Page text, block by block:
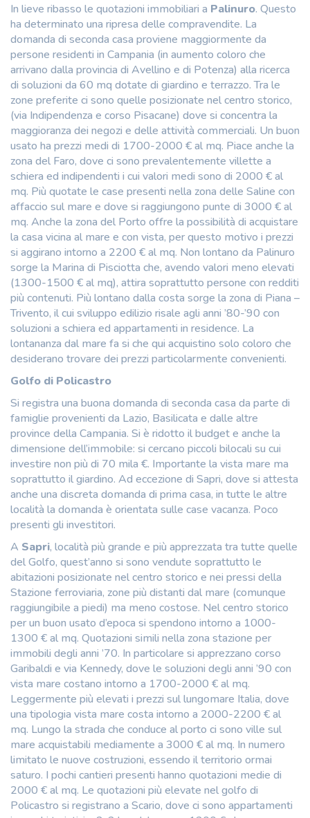
In lieve ribasso le quotazioni immobiliari a Palinuro. Questo
ha determinato una ripresa delle compravendite. La
domanda di seconda casa proviene maggiormente da
persone residenti in Campania (in aumento coloro che
arrivano dalla provincia di Avellino e di Potenza) alla ricerca
di soluzioni da 60 mq dotate di giardino e terrazzo. Tra le
zone preferite ci sono quelle posizionate nel centro storico,
(via Indipendenza e corso Pisacane) dove si concentra la
maggioranza dei negozi e delle attività commerciali. Un buon
usato ha prezzi medi di 1700-2000 € al mq. Piace anche la
zona del Faro, dove ci sono prevalentemente villette a
schiera ed indipendenti i cui valori medi sono di 2000 € al
mq. Più quotate le case presenti nella zona delle Saline con
affaccio sul mare e dove si raggiungono punte di 3000 € al
mq. Anche la zona del Porto offre la possibilità di acquistare
la casa vicina al mare e con vista, per questo motivo i prezzi
si aggirano intorno a 2200 € al mq. Non lontano da Palinuro
sorge la Marina di Pisciotta che, avendo valori meno elevati
(1300-1500 € al mq), attira soprattutto persone con redditi
più contenuti. Più lontano dalla costa sorge la zona di Piana –
Trivento, il cui sviluppo edilizio risale agli anni ’80-’90 con
soluzioni a schiera ed appartamenti in residence. La
lontananza dal mare fa si che qui acquistino solo coloro che
desiderano trovare dei prezzi particolarmente convenienti.
Golfo di Policastro
Si registra una buona domanda di seconda casa da parte di
famiglie provenienti da Lazio, Basilicata e dalle altre
province della Campania. Si è ridotto il budget e anche la
dimensione dell’immobile: si cercano piccoli bilocali su cui
investire non più di 70 mila €. Importante la vista mare ma
soprattutto il giardino. Ad eccezione di Sapri, dove si attesta
anche una discreta domanda di prima casa, in tutte le altre
località la domanda è orientata sulle case vacanza. Poco
presenti gli investitori.
A Sapri, località più grande e più apprezzata tra tutte quelle
del Golfo, quest’anno si sono vendute soprattutto le
abitazioni posizionate nel centro storico e nei pressi della
Stazione ferroviaria, zone più distanti dal mare (comunque
raggiungibile a piedi) ma meno costose. Nel centro storico
per un buon usato d’epoca si spendono intorno a 1000-
1300 € al mq. Quotazioni simili nella zona stazione per
immobili degli anni ’70. In particolare si apprezzano corso
Garibaldi e via Kennedy, dove le soluzioni degli anni ’90 con
vista mare costano intorno a 1700-2000 € al mq.
Leggermente più elevati i prezzi sul lungomare Italia, dove
una tipologia vista mare costa intorno a 2000-2200 € al
mq. Lungo la strada che conduce al porto ci sono ville sul
mare acquistabili mediamente a 3000 € al mq. In numero
limitato le nuove costruzioni, essendo il territorio ormai
saturo. I pochi cantieri presenti hanno quotazioni medie di
2000 € al mq. Le quotazioni più elevate nel golfo di
Policastro si registrano a Scario, dove ci sono appartamenti